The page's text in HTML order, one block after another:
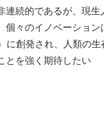
続的であるが、現
個々のイノベーショ
に創発され、人類の
とを強く期待したい